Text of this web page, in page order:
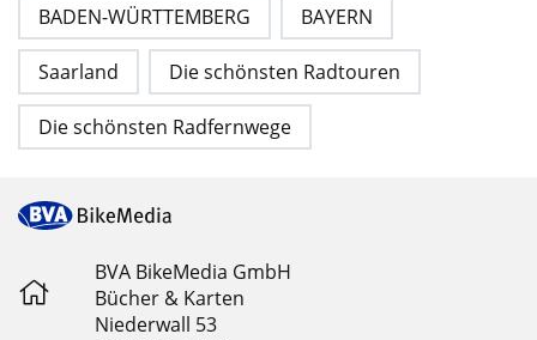
BADEN-WÜRTTEMBERG BAYERN
Saarland Die schönsten Radtouren
Die schönsten Radfernwege
BVA BikeMedia GmbH
Bücher & Karten
Niederwall 53